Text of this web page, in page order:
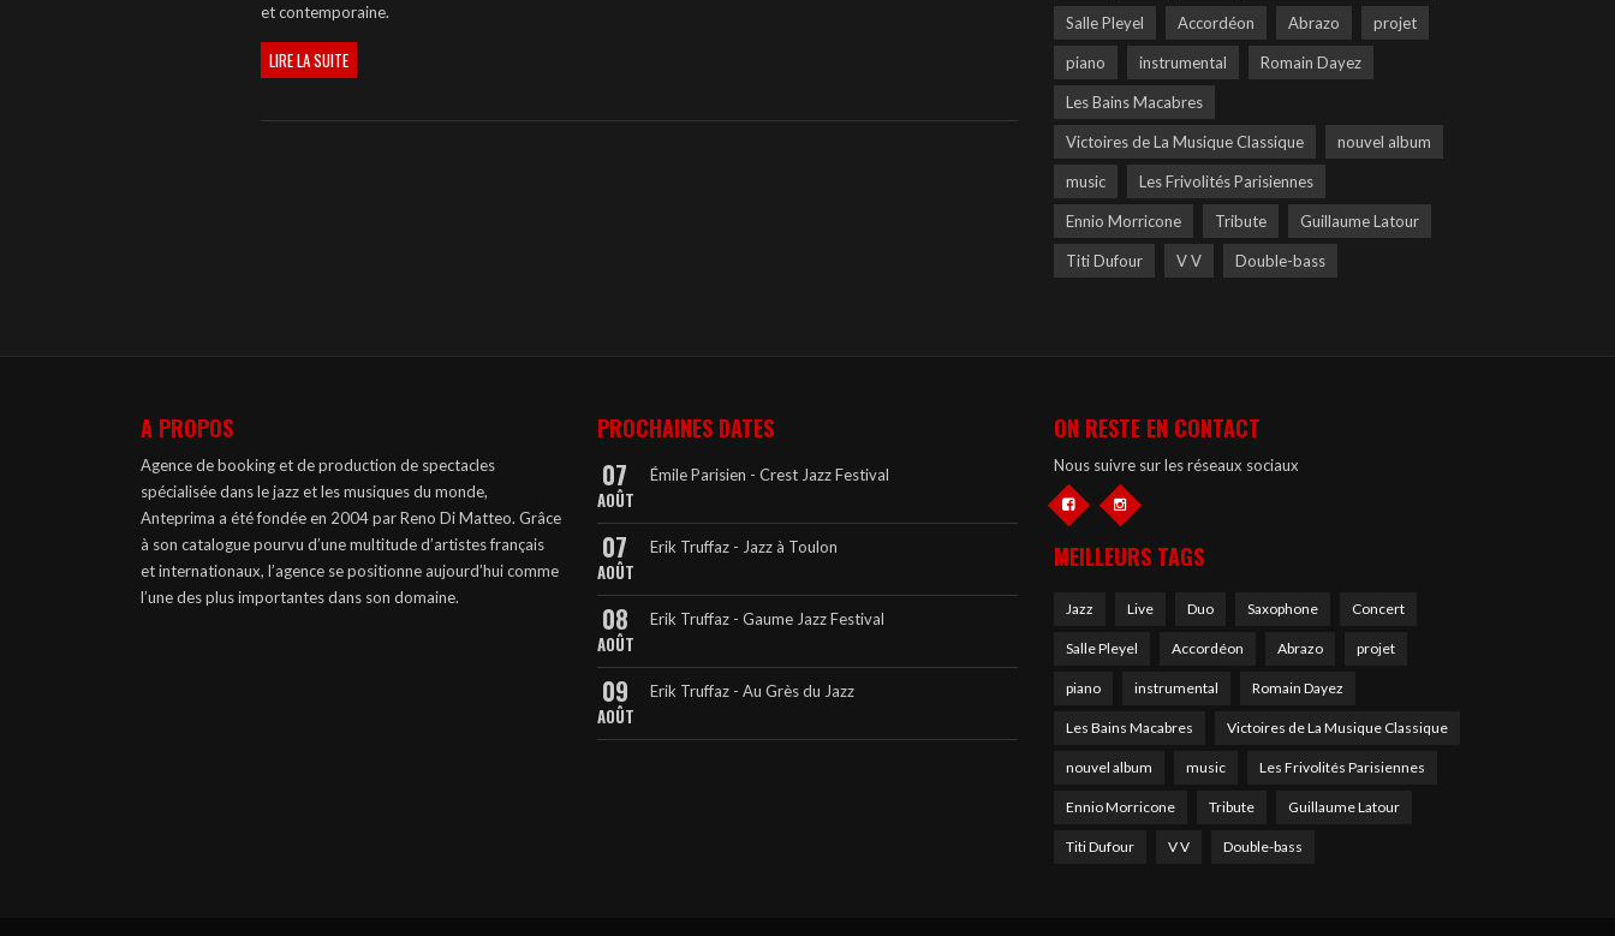
et contemporaine.
LIRE LA SUITE
Salle Pleyel Accordéon Abrazo projet
piano instrumental Romain Dayez
Les Bains Macabres
Victoires de La Musique Classique nouvel album
music Les Frivolités Parisiennes
Ennio Morricone Tribute Guillaume Latour
Titi Dufour V V Double-bass
A PROPOS
Agence de booking et de production de spectacles
spécialisée dans le jazz et les musiques du monde,
Anteprima a été fondée en 2004 par Reno Di Matteo. Grâce
à son catalogue pourvu d’une multitude d’artistes français
et internationaux, l’agence se positionne aujourd’hui comme
l’une des plus importantes dans son domaine.
PROCHAINES DATES
07
AOÛT
Émile Parisien - Crest Jazz Festival
07
AOÛT
Erik Truffaz - Jazz à Toulon
08
AOÛT
Erik Truffaz - Gaume Jazz Festival
09
AOÛT
Erik Truffaz - Au Grès du Jazz
ON RESTE EN CONTACT
Nous suivre sur les réseaux sociaux
MEILLEURS TAGS
Jazz Live Duo Saxophone Concert
Salle Pleyel Accordéon Abrazo projet
piano instrumental Romain Dayez
Les Bains Macabres Victoires de La Musique Classique
nouvel album music Les Frivolités Parisiennes
Ennio Morricone Tribute Guillaume Latour
Titi Dufour V V Double-bass